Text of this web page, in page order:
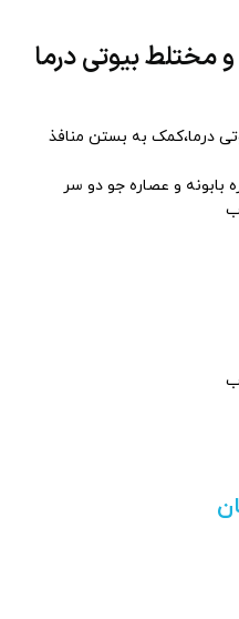
بیوتی درما
به بستن منافذ
و عصاره جو دو سر